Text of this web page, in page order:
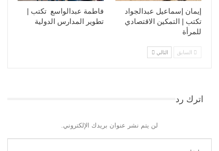
فاطمة عبدالواسع تكتب |
تطوير المدارس الدولية
إيمان إسماعيل عبدالجواد
تكتب | التمكين الاقتصادي
للمرأة
السابق التالي
اترك رد
لن يتم نشر عنوان بريدك الإلكتروني.